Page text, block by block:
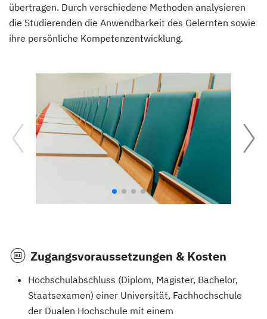
übertragen. Durch verschiedene Methoden analysieren
die Studierenden die Anwendbarkeit des Gelernten sowie
ihre persönliche Kompetenzentwicklung.
Zugangsvoraussetzungen & Kosten
Hochschulabschluss (Diplom, Magister, Bachelor,
Staatsexamen) einer Universität, Fachhochschule
der Dualen Hochschule mit einem